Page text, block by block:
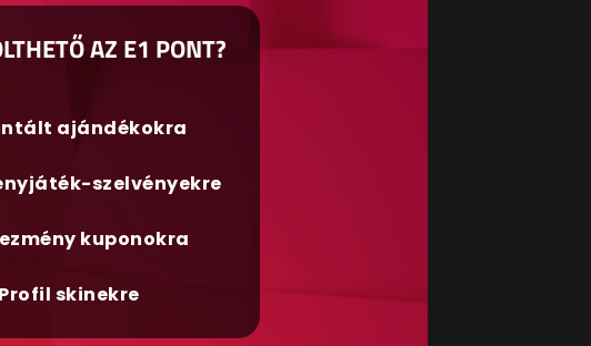
AZ E1 PONT?
ajándékokra
szelvényekre
kuponokra
Profil skinekre